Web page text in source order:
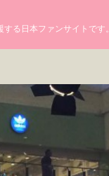
る日本ファンサイトです。